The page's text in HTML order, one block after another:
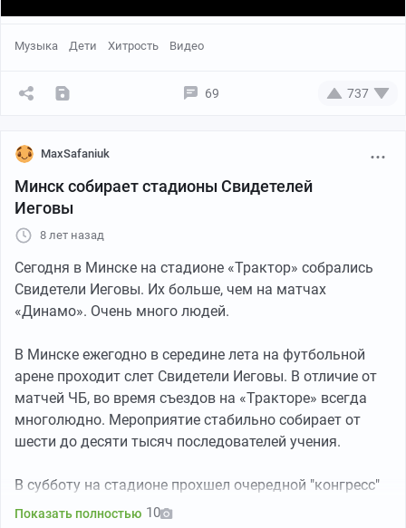
развели как конченого лошару.
Музыка Дети Хитрость Видео
69 737
MaxSafaniuk
Минск собирает стадионы Свидетелей
Иеговы
8 лет назад
Сегодня в Минске на стадионе «Трактор» собрались
Свидетели Иеговы. Их больше, чем на матчах
«Динамо». Очень много людей.
В Минске ежегодно в середине лета на футбольной
арене проходит слет Свидетели Иеговы. В отличие от
матчей ЧБ, во время съездов на «Тракторе» всегда
многолюдно. Мероприятие стабильно собирает от
шести до десяти тысяч последователей учения.
В субботу на стадионе прохшел очередной "конгресс"
под девизом «Будьте мужественны!».
Показать полностью 10